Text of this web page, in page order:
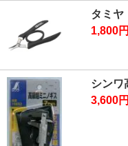
タミ
1,800
シン
3,600